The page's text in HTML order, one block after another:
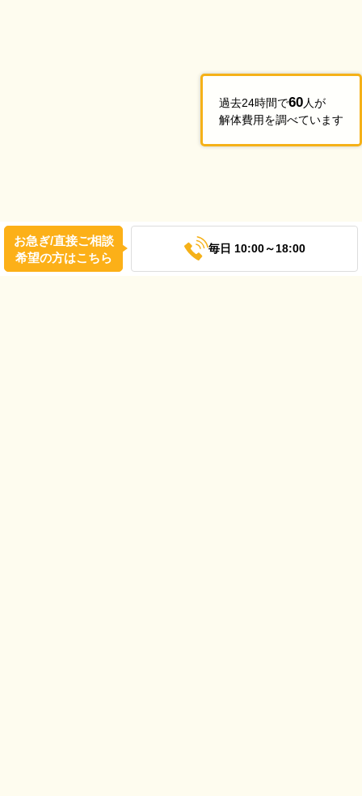
過去24時間で60人が
解体費用を調べています
お急ぎ/直接ご相談
希望の方はこちら
毎日 10:00～18:00